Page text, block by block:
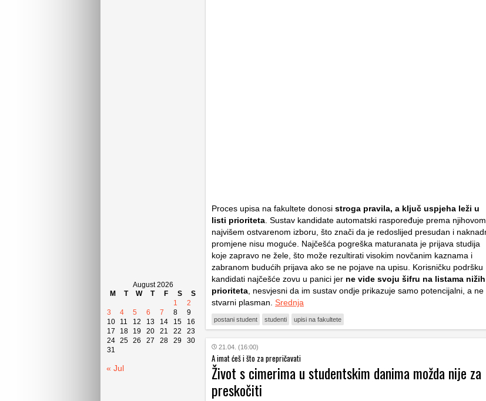
August 2026
M
T W T F S
S
1
2
3
4 5 6 7 8
9
10
11 12 13 14 15
16
17
18 19 20 21 22
23
24 25 26 27 28 29
30
31
« Jul
Proces upisa na fakultete donosi stroga pravila, a ključ uspjeha leži u
listi prioriteta . Sustav kandidate automatski raspoređuje prema njihovom
najvišem ostvarenom izboru, što znači da je redoslijed presudan i
promjene nisu moguće. Najčešća pogreška maturanata je prijava studija
koje zapravo ne žele, što može rezultirati visokim novčanim kaznama i
zabranom budućih prijava ako se ne pojave na upisu. Korisničku podršku
kandidati najčešće zovu u panici jer ne vide svoju šifru na listama nižih
prioriteta , nesvjesni da im sustav ondje prikazuje samo potencijalni, a ne
stvarni plasman. Srednja
postani student studenti upisi na fakultete
21.04. (16:00)
A imat ćeš i što za prepričavati
Život s cimerima u studentskim danima možda nije za
preskočiti